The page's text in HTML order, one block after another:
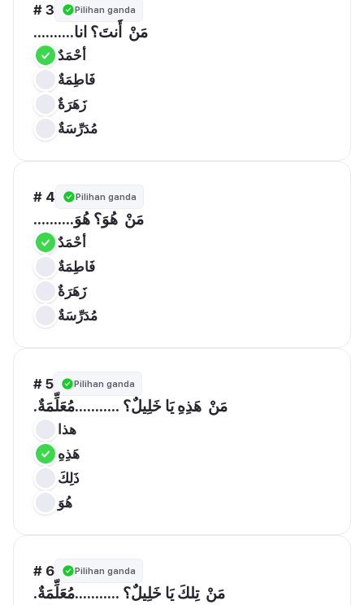
# 3 Pilihan ganda
..........مَنْ  أَنتَ؟ انا
أحْمَدٌ
فَاطِمَةٌ
زَهَرَةٌ
مُدَرِّسَةٌ
# 4 Pilihan ganda
..........مَنْ  هُوَ؟ هُوَ
أحْمَدٌ
فَاطِمَةٌ
زَهَرَةٌ
مُدَرِّسَةٌ
# 5 Pilihan ganda
.مَنْ  هَذِهِ يَا خَلِيلٌ؟ ...........مُعَلِّمَةٌ
هذا
هَذِهِ
ذَلِكَ
هُوَ
# 6 Pilihan ganda
.مَنْ  تِلكَ يَا خَلِيلٌ؟ ...........مُعَلِّمَةٌ